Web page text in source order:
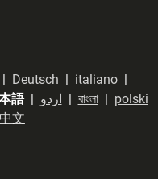
Deutsch italiano
語| اردو বাংলা|
polski
中文